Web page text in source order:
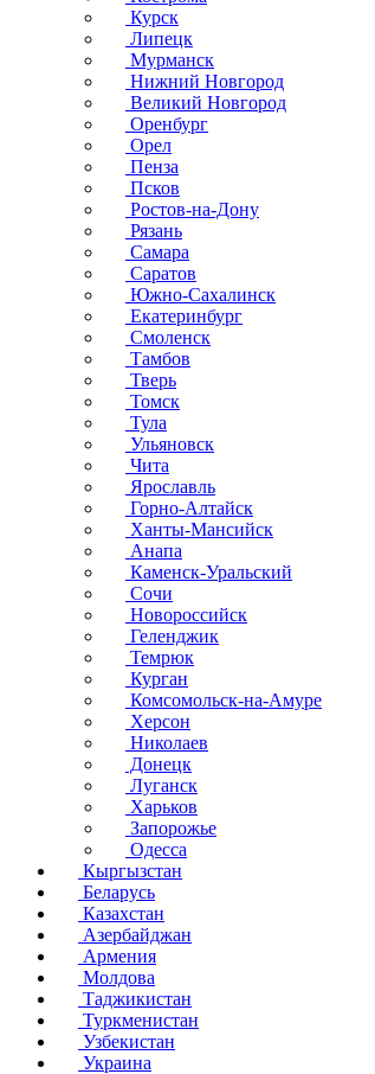
Курск
Липецк
Мурманск
Нижний Новгород
Великий Новгород
Оренбург
Орел
Пенза
Псков
Ростов-на-Дону
Рязань
Самара
Саратов
Южно-Сахалинск
Екатеринбург
Смоленск
Тамбов
Тверь
Томск
Тула
Ульяновск
Чита
Ярославль
Горно-Алтайск
Ханты-Мансийск
Анапа
Каменск-Уральский
Сочи
Новороссийск
Геленджик
Темрюк
Курган
Комсомольск-на-Амуре
Херсон
Николаев
Донецк
Луганск
Харьков
Запорожье
Одесса
Кыргызстан
Беларусь
Казахстан
Азербайджан
Армения
Молдова
Таджикистан
Туркменистан
Узбекистан
Украина